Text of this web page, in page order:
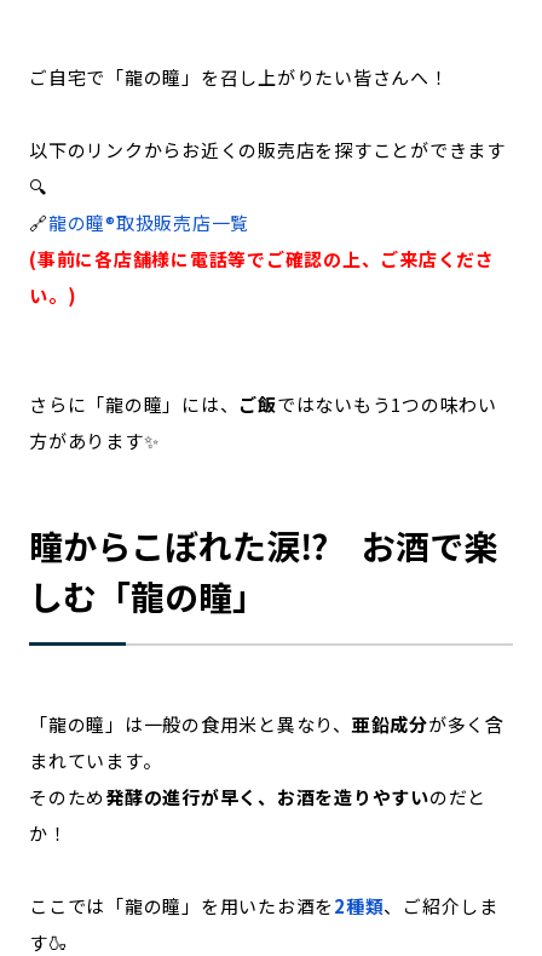
ご自宅で「龍の瞳」を召し上がりたい皆さんへ！
以下のリンクからお近くの販売店を探すことができます
🔍
🔗龍の瞳®取扱販売店一覧
(事前に各店舗様に電話等でご確認の上、ご来店くださ
い。)
さらに「龍の瞳」には、 ご飯ではないもう1つの味わい
方があります✨
瞳からこぼれた涙⁉ お酒で楽
しむ「龍の瞳」
「龍の瞳」は一般の食用米と異なり、亜鉛成分が多く含
まれています。
そのため発酵の進行が早く、お酒を造りやすいのだと
か！
ここでは「龍の瞳」を用いたお酒を2種類、ご紹介しま
す🍶